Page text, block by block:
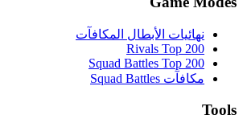
نهائيات الأبطال المكافآت
Rivals Top 200
Squad Battles Top 200
مكافآت Squad Battles
Tools